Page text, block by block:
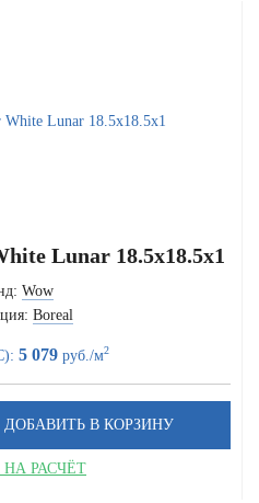
Lunar 18.5x18.5x1
Wow
Boreal
5 079руб./м2
НА РАСЧЁТ